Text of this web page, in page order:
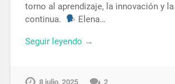
torno al aprendizaje, la innovación y
continua.
Elena…
Seguir leyendo →
8 julio, 2025 2